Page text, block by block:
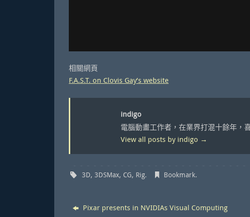
相關網頁
F.A.S.T. on Clovis Gay’s website
indigo
電腦動畫工作者，在業界打混十餘年，
View all posts by indigo →
3D,3DSMax, CG, Rig. Bookmark.
Pixar presents in NVIDIAs Visual Computing